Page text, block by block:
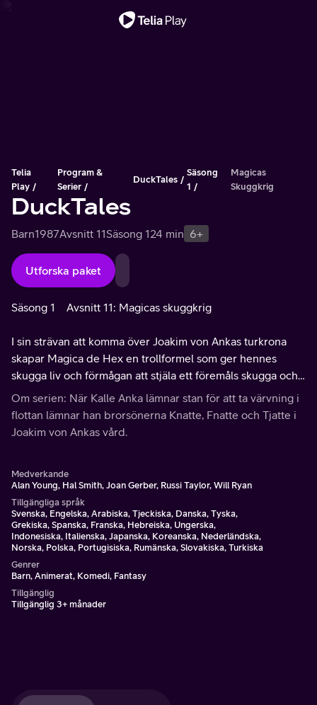
Telia
Play
Program &
Serier
DuckTales
Säsong
1
Magicas
Skuggkrig
DuckTales
Barn1987Avsnitt 11Säsong 124 min 6+
Utforska paket
Säsong 1 Avsnitt 11: Magicas skuggkrig
I sin strävan att komma över Joakim von Ankas turkrona
skapar Magica de Hex en trollformel som ger hennes
skugga liv och förmågan att stjäla ett föremåls skugga och
med hjälp av den även själva föremålet.
Om serien: När Kalle Anka lämnar stan för att ta värvning i
flottan lämnar han brorsönerna Knatte, Fnatte och Tjatte i
Joakim von Ankas vård.
Medverkande
Alan Young, Hal Smith, Joan Gerber, Russi Taylor, Will Ryan
Tillgängliga språk
Svenska, Engelska, Arabiska, Tjeckiska, Danska, Tyska,
Grekiska, Spanska, Franska, Hebreiska, Ungerska,
Indonesiska, Italienska, Japanska, Koreanska, Nederländska,
Norska, Polska, Portugisiska, Rumänska, Slovakiska, Turkiska
Genrer
Barn, Animerat, Komedi, Fantasy
Tillgänglig
Tillgänglig 3+ månader